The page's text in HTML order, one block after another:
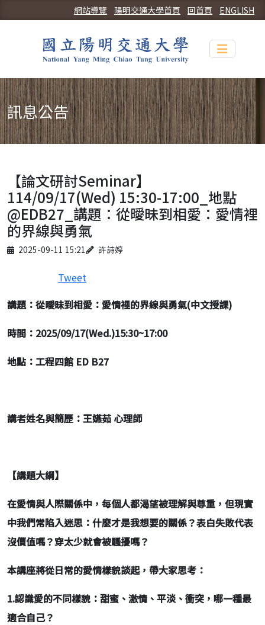
ENGLISH
回首頁
陽明交通大學首頁
網站導覽
Toggle
訊息公告
【論文研討Seminar】
114/09/17(Wed) 15:30-17:00_地點
@EDB27_講題：從曖昧到相愛：愛情裡
的界線與勇氣
Published on
2025-09-11 15:21
Author 許詩婷
Tweet
講題：從曖昧到相愛：愛情裡的界線與勇氣(中文授課)
時間：2025/09/17(Wed.)15:30~17:00
地點：工程四館 ED B27
講者姓名與簡歷：王嬿茹 心理師
【講題大綱】
在愛情與人際關係中，每個人都渴望被理解與尊重，但現實
中我們常陷入迷思：什麼才是我想要的關係？表白失敗代表
沒價值嗎？穿太少就會被騷擾嗎？
本講座將從日常的愛情樣貌談起，帶大家思考：
1.認識愛的不同樣貌：甜蜜、激情、平淡、衝突，哪一種最
適合自己？